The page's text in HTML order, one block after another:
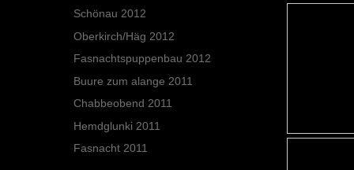
Schönau 2012
Oberkirch/Häg 2012
Fasnachtspuppenbau 2012
Buure zum alange 2011
Chabbeobend 2011
Hemdglunki 2011
Fasnacht 2011